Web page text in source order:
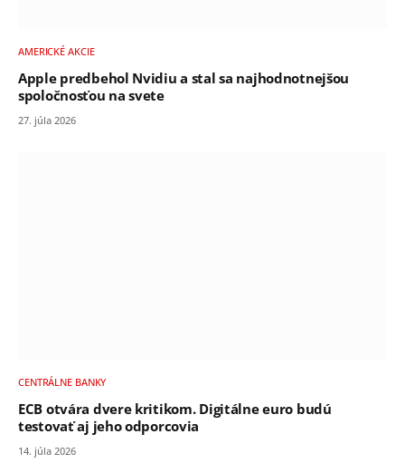
AMERICKÉ AKCIE
Apple predbehol Nvidiu a stal sa najhodnotnejšou
spoločnosťou na svete
27. júla 2026
CENTRÁLNE BANKY
ECB otvára dvere kritikom. Digitálne euro budú
testovať aj jeho odporcovia
14. júla 2026